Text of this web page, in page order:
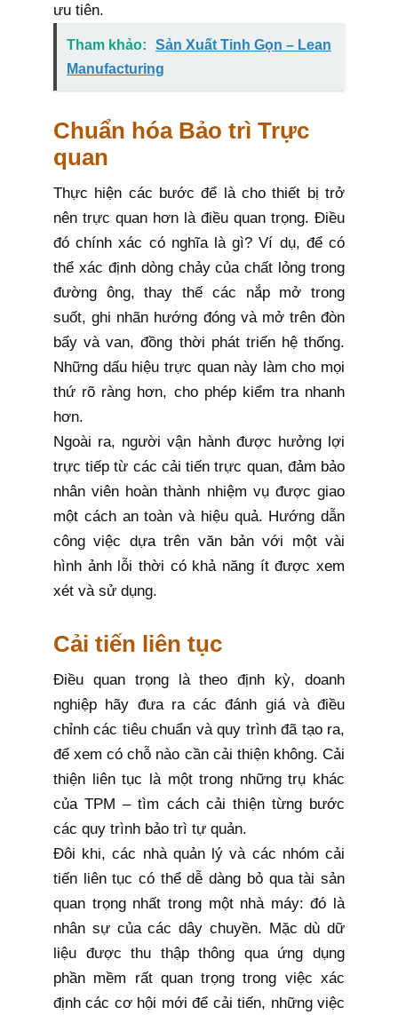
ưu tiên.
Tham khảo:
Sản Xuất Tinh Gọn – Lean
Manufacturing
Chuẩn hóa Bảo trì Trực
quan
Thực hiện các bước để là cho thiết bị trở
nên trực quan hơn là điều quan trọng. Điều
đó chính xác có nghĩa là gì? Ví dụ, để có
thể xác định dòng chảy của chất lỏng trong
đường ông, thay thế các nắp mở trong
suốt, ghi nhãn hướng đóng và mở trên đòn
bẩy và van, đồng thời phát triển hệ thống.
Những dấu hiệu trực quan này làm cho mọi
thứ rõ ràng hơn, cho phép kiểm tra nhanh
hơn.
Ngoài ra, người vận hành được hưởng lợi
trực tiếp từ các cải tiến trực quan, đảm bảo
nhân viên hoàn thành nhiệm vụ được giao
một cách an toàn và hiệu quả. Hướng dẫn
công việc dựa trên văn bản với một vài
hình ảnh lỗi thời có khả năng ít được xem
xét và sử dụng.
Cải tiến liên tục
Điều quan trọng là theo định kỳ, doanh
nghiệp hãy đưa ra các đánh giá và điều
chỉnh các tiêu chuẩn và quy trình đã tạo ra,
để xem có chỗ nào cần cải thiện không. Cải
thiện liên tục là một trong những trụ khác
của TPM – tìm cách cải thiện từng bước
các quy trình bảo trì tự quản.
Đôi khi, các nhà quản lý và các nhóm cải
tiến liên tục có thể dễ dàng bỏ qua tài sản
quan trọng nhất trong một nhà máy: đó là
nhân sự của các dây chuyền. Mặc dù dữ
liệu được thu thập thông qua ứng dụng
phần mềm rất quan trọng trong việc xác
định các cơ hội mới để cải tiến, những việc